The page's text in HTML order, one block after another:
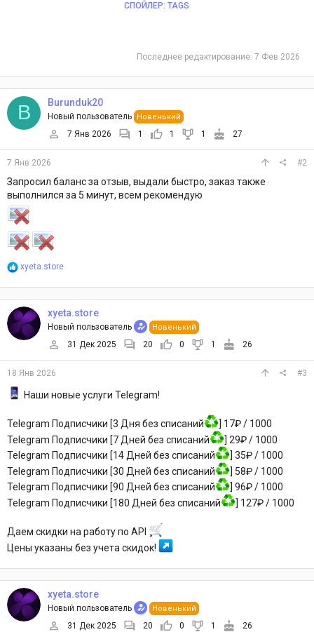
СПОЙЛЕР: TAGS
Последнее редактирование: 7 Фев 2026
B Burunduk20
Новый пользователь Новенький
7 Янв 2026 1 1 1 27
7 Янв 2026 #2
Запросил баланс за отзыв, выдали быстро, заказ также
выполнился за 5 минут, всем рекомендую
Р
а
к
ц
и
и
xyeta.store
xyeta.store
Новый пользователь Новенький
31 Дек 2025 20 0 1 26
18 Янв 2026 #3
Наши новые услуги Telegram!
Telegram Подписчики [3 Дня без списаний
] 17₽ / 1000
Telegram Подписчики [7 Дней без списаний
] 29₽ / 1000
Telegram Подписчики [14 Дней без списаний
] 35₽ / 1000
Telegram Подписчики [30 Дней без списаний
] 58₽ / 1000
Telegram Подписчики [90 Дней без списаний
] 96₽ / 1000
Telegram Подписчики [180 Дней без списаний
] 127₽ / 1000
Даем скидки на работу по API
Цены указаны без учета скидок!
xyeta.store
Новый пользователь Новенький
31 Дек 2025 20 0 1 26